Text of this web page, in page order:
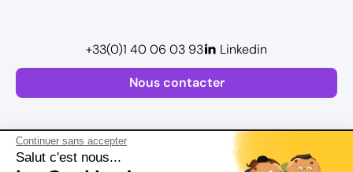
Continuer sans accepter
Salut c'est nous...
Nous contacter
+33(0)1 40 06 03 93 Linkedin